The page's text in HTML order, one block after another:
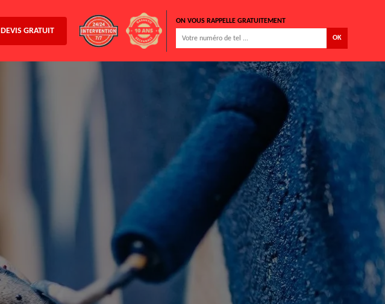
DEVIS GRATUIT
ON VOUS RAPPELLE GRATUITEMENT